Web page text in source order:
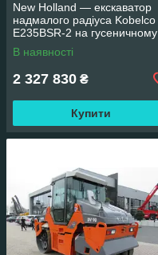
New Holland — екскаватор
надмалого радіуса Kobelco
E235BSR-2 на гусеничному
ходу
В наявності
2 327 830 ₴
Купити